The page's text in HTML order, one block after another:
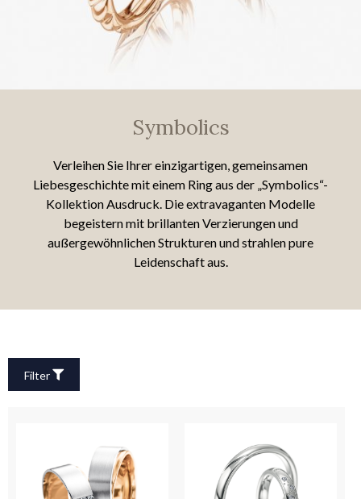
Symbolics
Verleihen Sie Ihrer einzigartigen, gemeinsamen
Liebesgeschichte mit einem Ring aus der „Symbolics“-
Kollektion Ausdruck. Die extravaganten Modelle
begeistern mit brillanten Verzierungen und
außergewöhnlichen Strukturen und strahlen pure
Leidenschaft aus.
Filter